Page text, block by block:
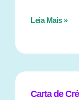
Leia Mais »
Carta de